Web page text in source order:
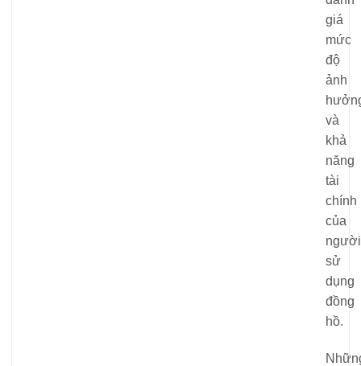
giá
mức
độ
ảnh
và
khả
năng
tài
chính
của
người
sử
dụng
đồng
hồ.